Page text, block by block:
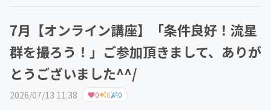
7月【オンライン講座】「条件良好！流星
群を撮ろう！」ご参加頂きまして、ありが
とうございました^^/
2026/07/13 11:38 0 0 0